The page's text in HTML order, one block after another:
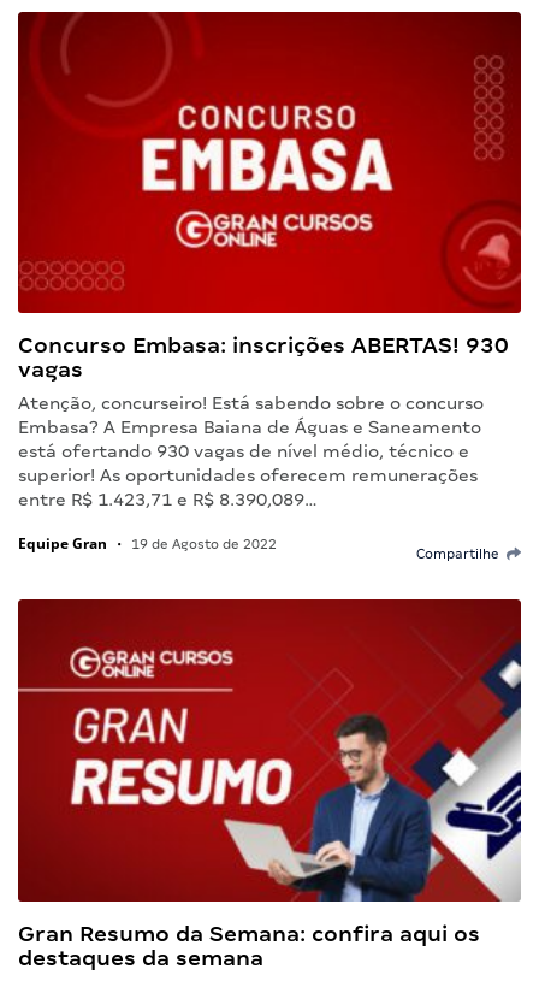
Concurso Embasa: inscrições ABERTAS! 930
vagas
Atenção, concurseiro! Está sabendo sobre o concurso
Embasa? A Empresa Baiana de Águas e Saneamento
está ofertando 930 vagas de nível médio, técnico e
superior! As oportunidades oferecem remunerações
entre R$ 1.423,71 e R$ 8.390,089…
Equipe Gran • 19 de Agosto de 2022
Compartilhe
Gran Resumo da Semana: confira aqui os
destaques da semana